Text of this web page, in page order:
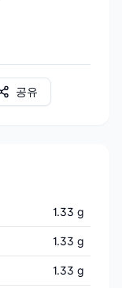
공유
1.33 g
1.33 g
1.33 g